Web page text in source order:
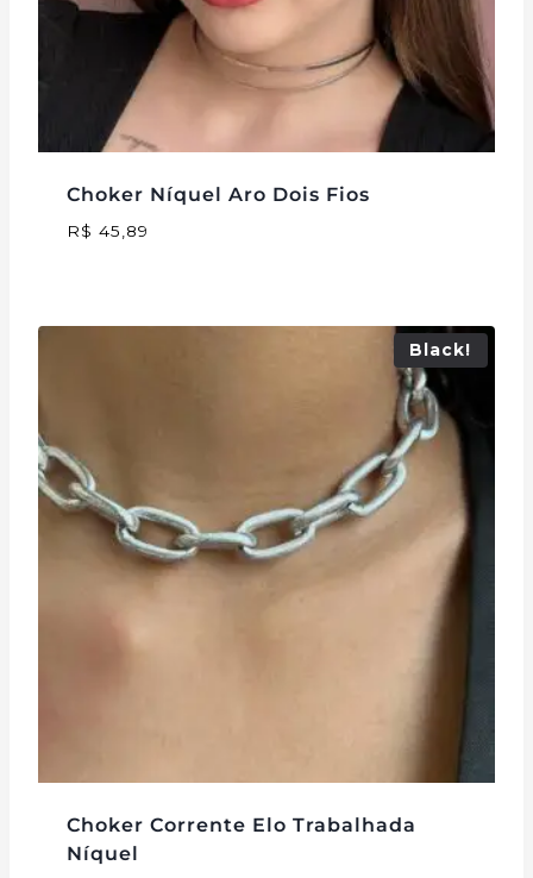
Choker Níquel Aro Dois Fios
R$ 45,89
Black!
Choker Corrente Elo Trabalhada
Níquel